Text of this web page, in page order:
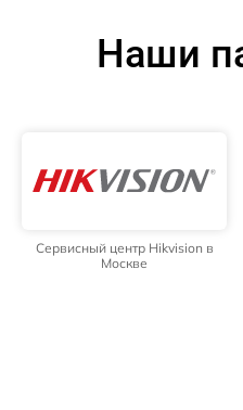
Наши
Сервисный центр Hikvision в
Москве